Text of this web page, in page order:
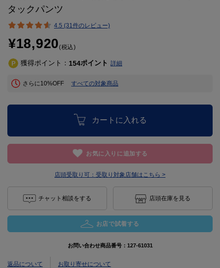
タックパンツ
4.5 (31件のレビュー)
¥18,920(税込)
獲得ポイント： 154ポイント 詳細
さらに10%OFF すべての対象商品
カートに入れる
お気に入りに追加する
店頭受取り可： 受取り対象店舗はこちら >
チャット相談をする 店頭在庫を見る
お店で試着する
お問い合わせ商品番号： 127-61031
返品について お取り寄せについて